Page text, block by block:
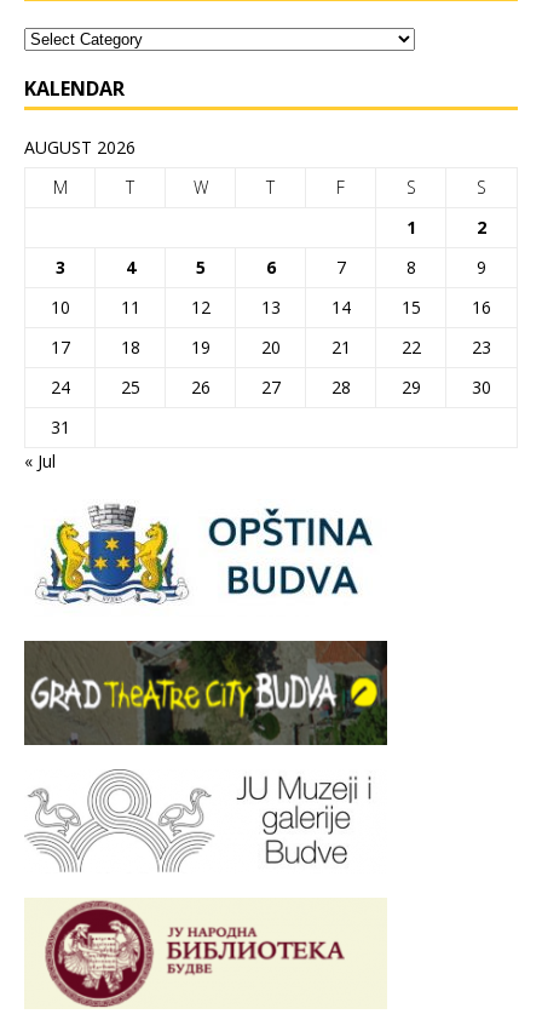
KALENDAR
AUGUST 2026
M
T W T F S
S
1
2
3
4 5 6 7 8
9
10
11 12 13 14 15
16
17
18 19 20 21 22
23
24
25 26 27 28 29
30
31
« Jul